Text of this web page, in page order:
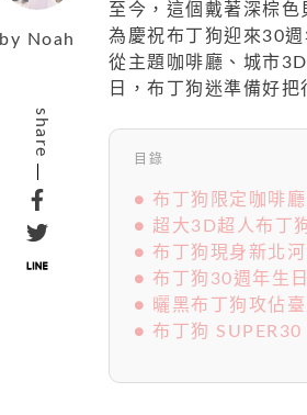
by Noah
share
至今，這個戴著深棕
為慶祝布丁狗迎來30
從主題咖啡廳、城市
日，布丁狗迷準備好
目錄
● 布丁狗限定咖啡
● 超大3D超人布丁
● 布丁狗現身新北
● 布丁狗30週年生
● 曬黑布丁狗攻佔
● 布丁狗 SUPER30